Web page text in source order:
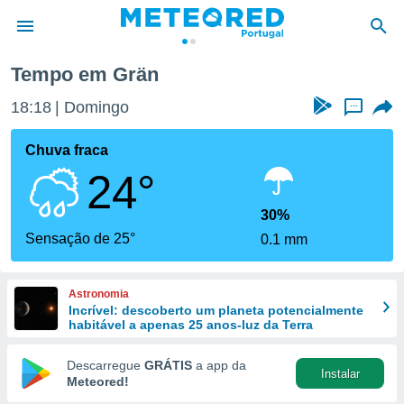
da
foi
fornecidas
a este
das
e
forma
digital
Tempo em Grän
18:18 Domingo ...
Chuva fraca
24°
Sensação de 25°
30%
0.1 mm
Astronomia
Incrível: descoberto um planeta potencialmente
habitável a apenas 25 anos-luz da Terra
Descarregue GRÁTIS a app da
Meteored!
Instalar